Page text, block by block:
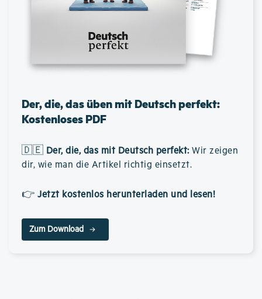
Der, die, das üben mit Deutsch perfekt:
Kostenloses PDF
🇩🇪 Der, die, das mit Deutsch perfekt: Wir zeigen
dir, wie man die Artikel richtig einsetzt.
👉 Jetzt kostenlos herunterladen und lesen!
Zum Download